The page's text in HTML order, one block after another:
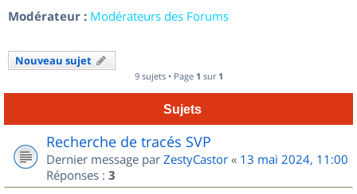
Modérateur : Modérateurs des Forums
Nouveau sujet
9 sujets • Page 1 sur 1
Sujets
Recherche de tracés SVP
Dernier message par ZestyCastor « 13 mai 2024, 11:00
Réponses : 3